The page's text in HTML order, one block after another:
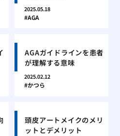
2025.05.18
AGA
AGAガイドラインを患者
が理解する意味
2025.02.12
かつら
頭皮アートメイクのメリ
ットとデメリット